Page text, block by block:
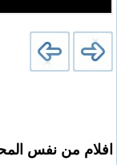
افلام من نفس